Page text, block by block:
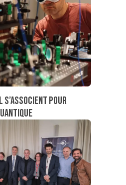
s’associent pour